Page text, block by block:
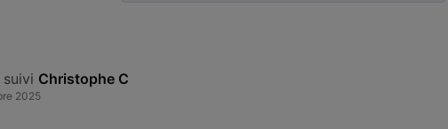
suivi Christophe C
2025